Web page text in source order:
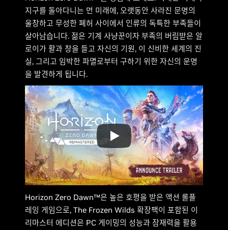
지구를 돌아다니는 먼 미래에, 오랫동안 사라진 문명의
울창하고 무성한 폐허 사이에서 인류의 독특한 부족들이
살아남습니다. 젊은 기계 사냥꾼이자 부족의 버림받은 알
로이가 활과 창을 들고 자신의 기원, 이 신비한 세계의 진
실, 그리고 임박한 파멸로부터 구하기 위한 자신의 운명
을 발견하게 됩니다.
Horizon Zero Dawn™은 높은 호평을 받은 액션 롤플
레잉 게임으로, The Frozen Wilds 확장팩이 포함된 이
리마스터 에디션은 PC 게이밍의 성능과 잠재력을 활용